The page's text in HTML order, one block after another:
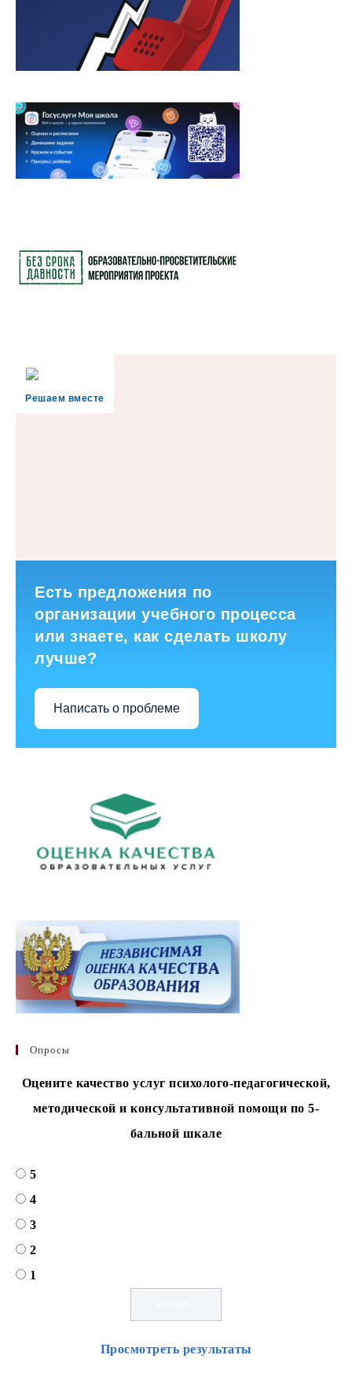
Решаем вместе
Есть предложения по
организации учебного процесса
или знаете, как сделать школу
лучше?
Написать о проблеме
Опросы
Оцените качество услуг психолого-педагогической,
методической и консультативной помощи по 5-
бальной шкале
5
4
3
2
1
Просмотреть результаты